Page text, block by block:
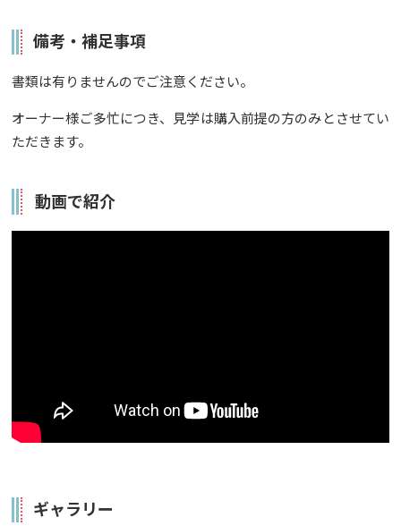
備考・補足事項
書類は有りませんのでご注意ください。
オーナー様ご多忙につき、見学は購入前提の方のみとさせてい
ただきます。
動画で紹介
ギャラリー